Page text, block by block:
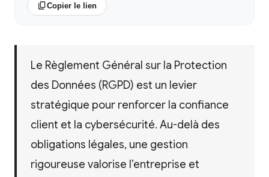
Copier le lien
Le Règlement Général sur la Protection
des Données (RGPD) est un levier
stratégique pour renforcer la confiance
client et la cybersécurité. Au-delà des
obligations légales, une gestion
rigoureuse valorise l’entreprise et